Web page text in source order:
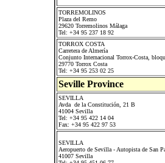
TORREMOLINOS
Plaza del Remo
29620 Torremolinos Málaga
Tel: +34 95 237 18 92
TORROX COSTA
Carretera de Almería
Conjunto Internacional Torrox-Costa,
29770 Torrox Costa
Tel: +34 95 253 02 25
Seville Province
SEVILLA
Avda de la Constitución, 21 B
41004 Sevilla
Tel: +34 95 422 14 04
Fax: +34 95 422 97 53
SEVILLA
Aeropuerto de Sevilla - Autopista de San
41007 Sevilla